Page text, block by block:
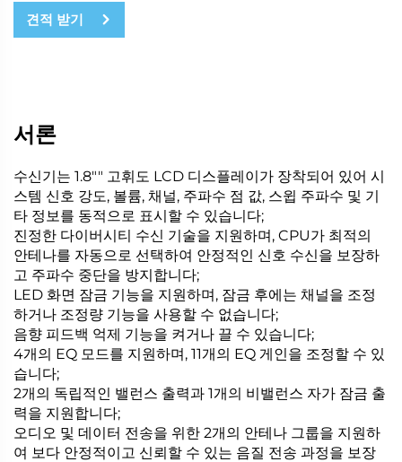
견적 받기
서론
수신기는 1.8"" 고휘도 LCD 디스플레이가 장착되어 있어 시
스템 신호 강도, 볼륨, 채널, 주파수 점 값, 스윕 주파수 및 기
타 정보를 동적으로 표시할 수 있습니다;
진정한 다이버시티 수신 기술을 지원하며, CPU가 최적의
안테나를 자동으로 선택하여 안정적인 신호 수신을 보장하
고 주파수 중단을 방지합니다;
LED 화면 잠금 기능을 지원하며, 잠금 후에는 채널을 조정
하거나 조정량 기능을 사용할 수 없습니다;
음향 피드백 억제 기능을 켜거나 끌 수 있습니다;
4개의 EQ 모드를 지원하며, 11개의 EQ 게인을 조정할 수 있
습니다;
2개의 독립적인 밸런스 출력과 1개의 비밸런스 자가 잠금 출
력을 지원합니다;
오디오 및 데이터 전송을 위한 2개의 안테나 그룹을 지원하
여 보다 안정적이고 신뢰할 수 있는 음질 전송 과정을 보장